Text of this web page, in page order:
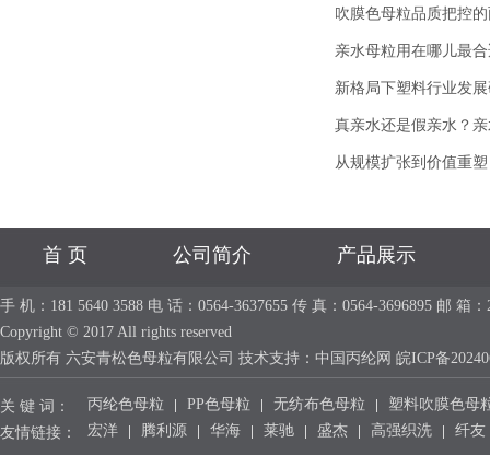
吹膜色母粒品质把控
亲水母粒用在哪儿最
新格局下塑料行业发
真亲水还是假亲水？
从规模扩张到价值重
首 页 公司简介 产品展示
手 机：181 5640 3588 电 话：0564-3637655 传 真：0564-3696895 邮
Copyright © 2017 All rights reserved
版权所有 六安青松色母粒有限公司 技术支持： 中国丙纶网 皖ICP备
关 键 词： 丙纶色母粒 PP色母粒 无纺布色母粒
塑料吹膜色母
友情链接：
宏洋 腾利源 华海 莱驰 盛杰 高强织洗 纤友